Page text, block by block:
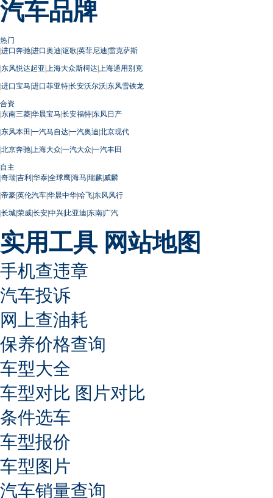
汽车品牌
热门
|进口奔驰|进口奥迪|讴歌|英菲尼迪|雷克萨斯
|东风悦达起亚| 上海大众斯柯达| 上海通用别克
|进口宝马|进口菲亚特|长安沃尔沃|东风雪铁龙
合资
|东南三菱|华晨宝马|长安福特|东风日产
|东风本田 |一汽马自达|一汽奥迪|北京现代
|北京奔驰| 上海大众|一汽大众|一汽丰田
自主
|奇瑞|吉利|华泰|全球鹰|海马|瑞麒|威麟
|帝豪|英伦汽车|华晨中华|哈飞|东风风行
|长城|荣威|长安|中兴|比亚迪|东南|广汽
实用工具 网站地图
手机查违章
汽车投诉
网上查油耗
保养价格查询
车型大全
车型对比 图片对比
条件选车
车型报价
车型图片
汽车销量查询